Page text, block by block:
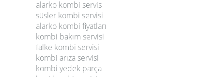
alarko kombi servis
süsler kombi servisi
alarko kombi fiyatları
kombi bakım servisi
falke kombi servisi
kombi arıza servisi
kombi yedek parça